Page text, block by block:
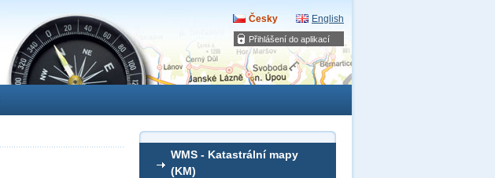
Přihlášení do aplikací
Česky English
WMS - Katastrální mapy
(KM)